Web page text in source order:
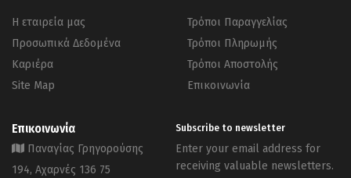
Η εταιρεία μας
Προσωπικά Δεδομένα
Καριέρα
Site Map
Τρόποι Παραγγελίας
Τρόποι Πληρωμής
Τρόποι Αποστολής
Επικοινωνία
Επικοινωνία
Παναγίας Γρηγορούσης
194, Αχαρνές 136 75
Subscribe to newsletter
Enter your email address for
receiving valuable newsletters.